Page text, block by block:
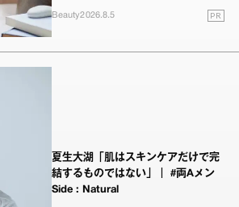
Beauty2026.8.5 PR
夏生大湖「肌はスキンケアだけで完
結するものではない」｜ #両Aメン
Side : Natural